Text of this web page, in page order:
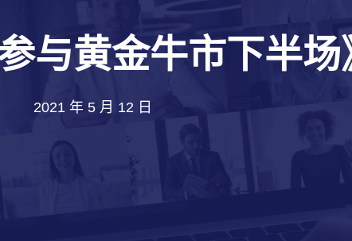
与黄金牛市下半场
2021 年 5 月 12 日